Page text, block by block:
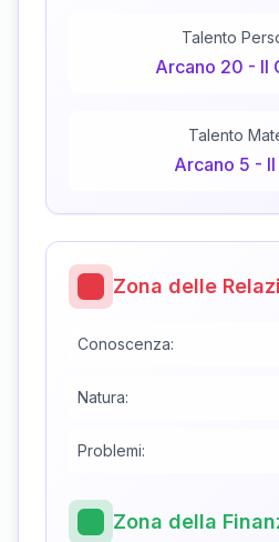
Talento
Arcano 20 - Il
Talento
Arcano 5 -
Zona delle
Conoscenza:
Natura:
Problemi:
Zona della